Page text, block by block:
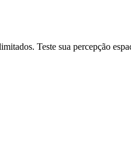
Teste sua percepção